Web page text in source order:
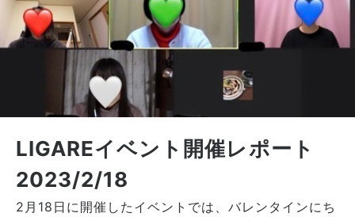
LIGAREイベント開催レポート
2023/2/18
2月18日に開催したイベントでは、バレンタインにち